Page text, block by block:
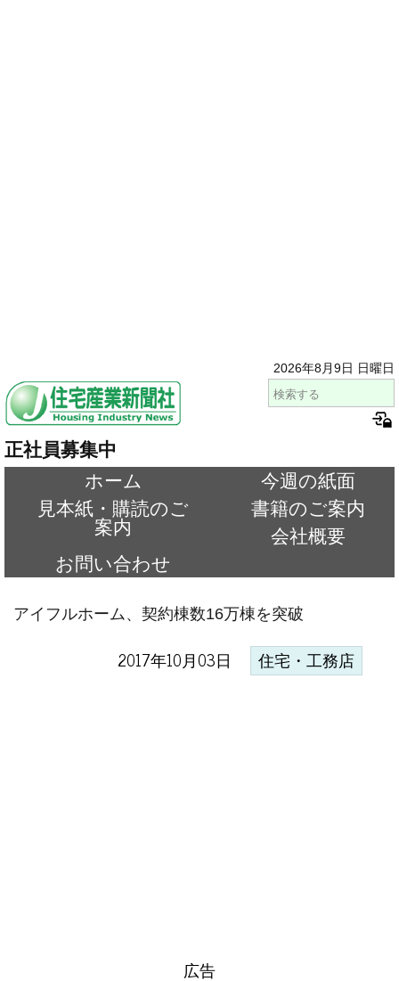
2026年8月9日 日曜日
正社員募集中
ホーム
今週の紙面
見本紙・購読のご
案内
書籍のご案内
会社概要
お問い合わせ
アイフルホーム、契約棟数16万棟を突破
2017年10月03日 住宅・工務店
広告